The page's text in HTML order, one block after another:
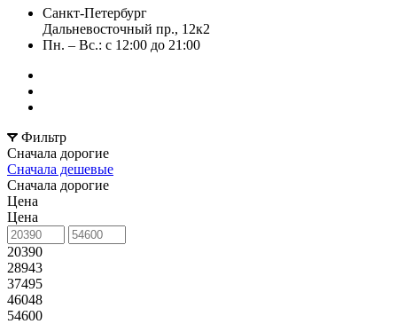
Санкт-Петербург
Дальневосточный пр., 12к2
Пн. – Вс.: с 12:00 до 21:00
Фильтр
Сначала дорогие
Сначала дешевые
Сначала дорогие
Цена
Цена
20390
28943
37495
46048
54600